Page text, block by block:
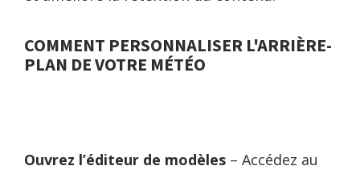
COMMENT PERSONNALISER L'ARRIÈRE-
PLAN DE VOTRE MÉTÉO
Ouvrez l’éditeur de modèles – Accédez au